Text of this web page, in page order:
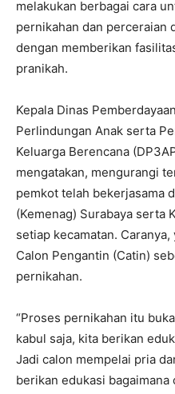
melakukan berbagai cara
pernikahan dan perceraian
dengan memberikan
pranikah.
Kepala Dinas
Perlindungan Anak serta
Keluarga Berencana
mengatakan, mengurangi
pemkot telah bekerjasama
(Kemenag) Surabaya serta
setiap kecamatan.
Calon Pengantin (Catin)
pernikahan.
“Proses pernikahan itu
kabul saja, kita berikan
Jadi calon mempelai pria
berikan edukasi